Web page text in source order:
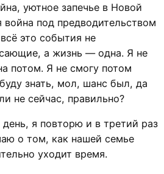
уютное запечье в Новой
под предводительством
это события не
а жизнь — одна. Я не
потом. Я не смогу потом
знать, мол, шанс был, да
не сейчас, правильно?
я повторю и в третий раз
о том, как нашей семье
уходит время.